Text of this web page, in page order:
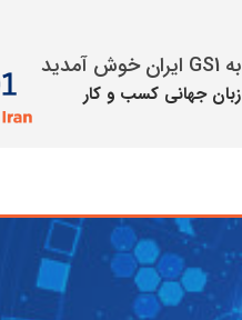
به GS1 ایران خوش آمدید
زبان جهانی كسب و كار